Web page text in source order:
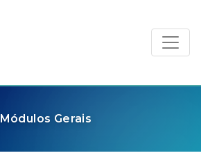
Módulos Gerais